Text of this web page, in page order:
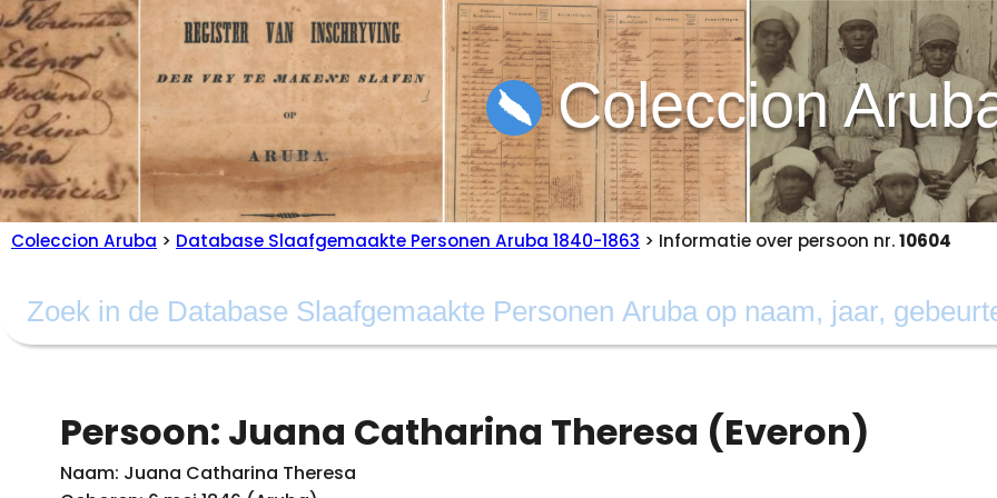
Coleccion
Coleccion Aruba > Database Slaafgemaakte Personen Aruba 1840-1863 > Informatie over persoon nr.10604
Persoon: Juana Catharina Theresa (Everon)
Naam: Juana Catharina Theresa